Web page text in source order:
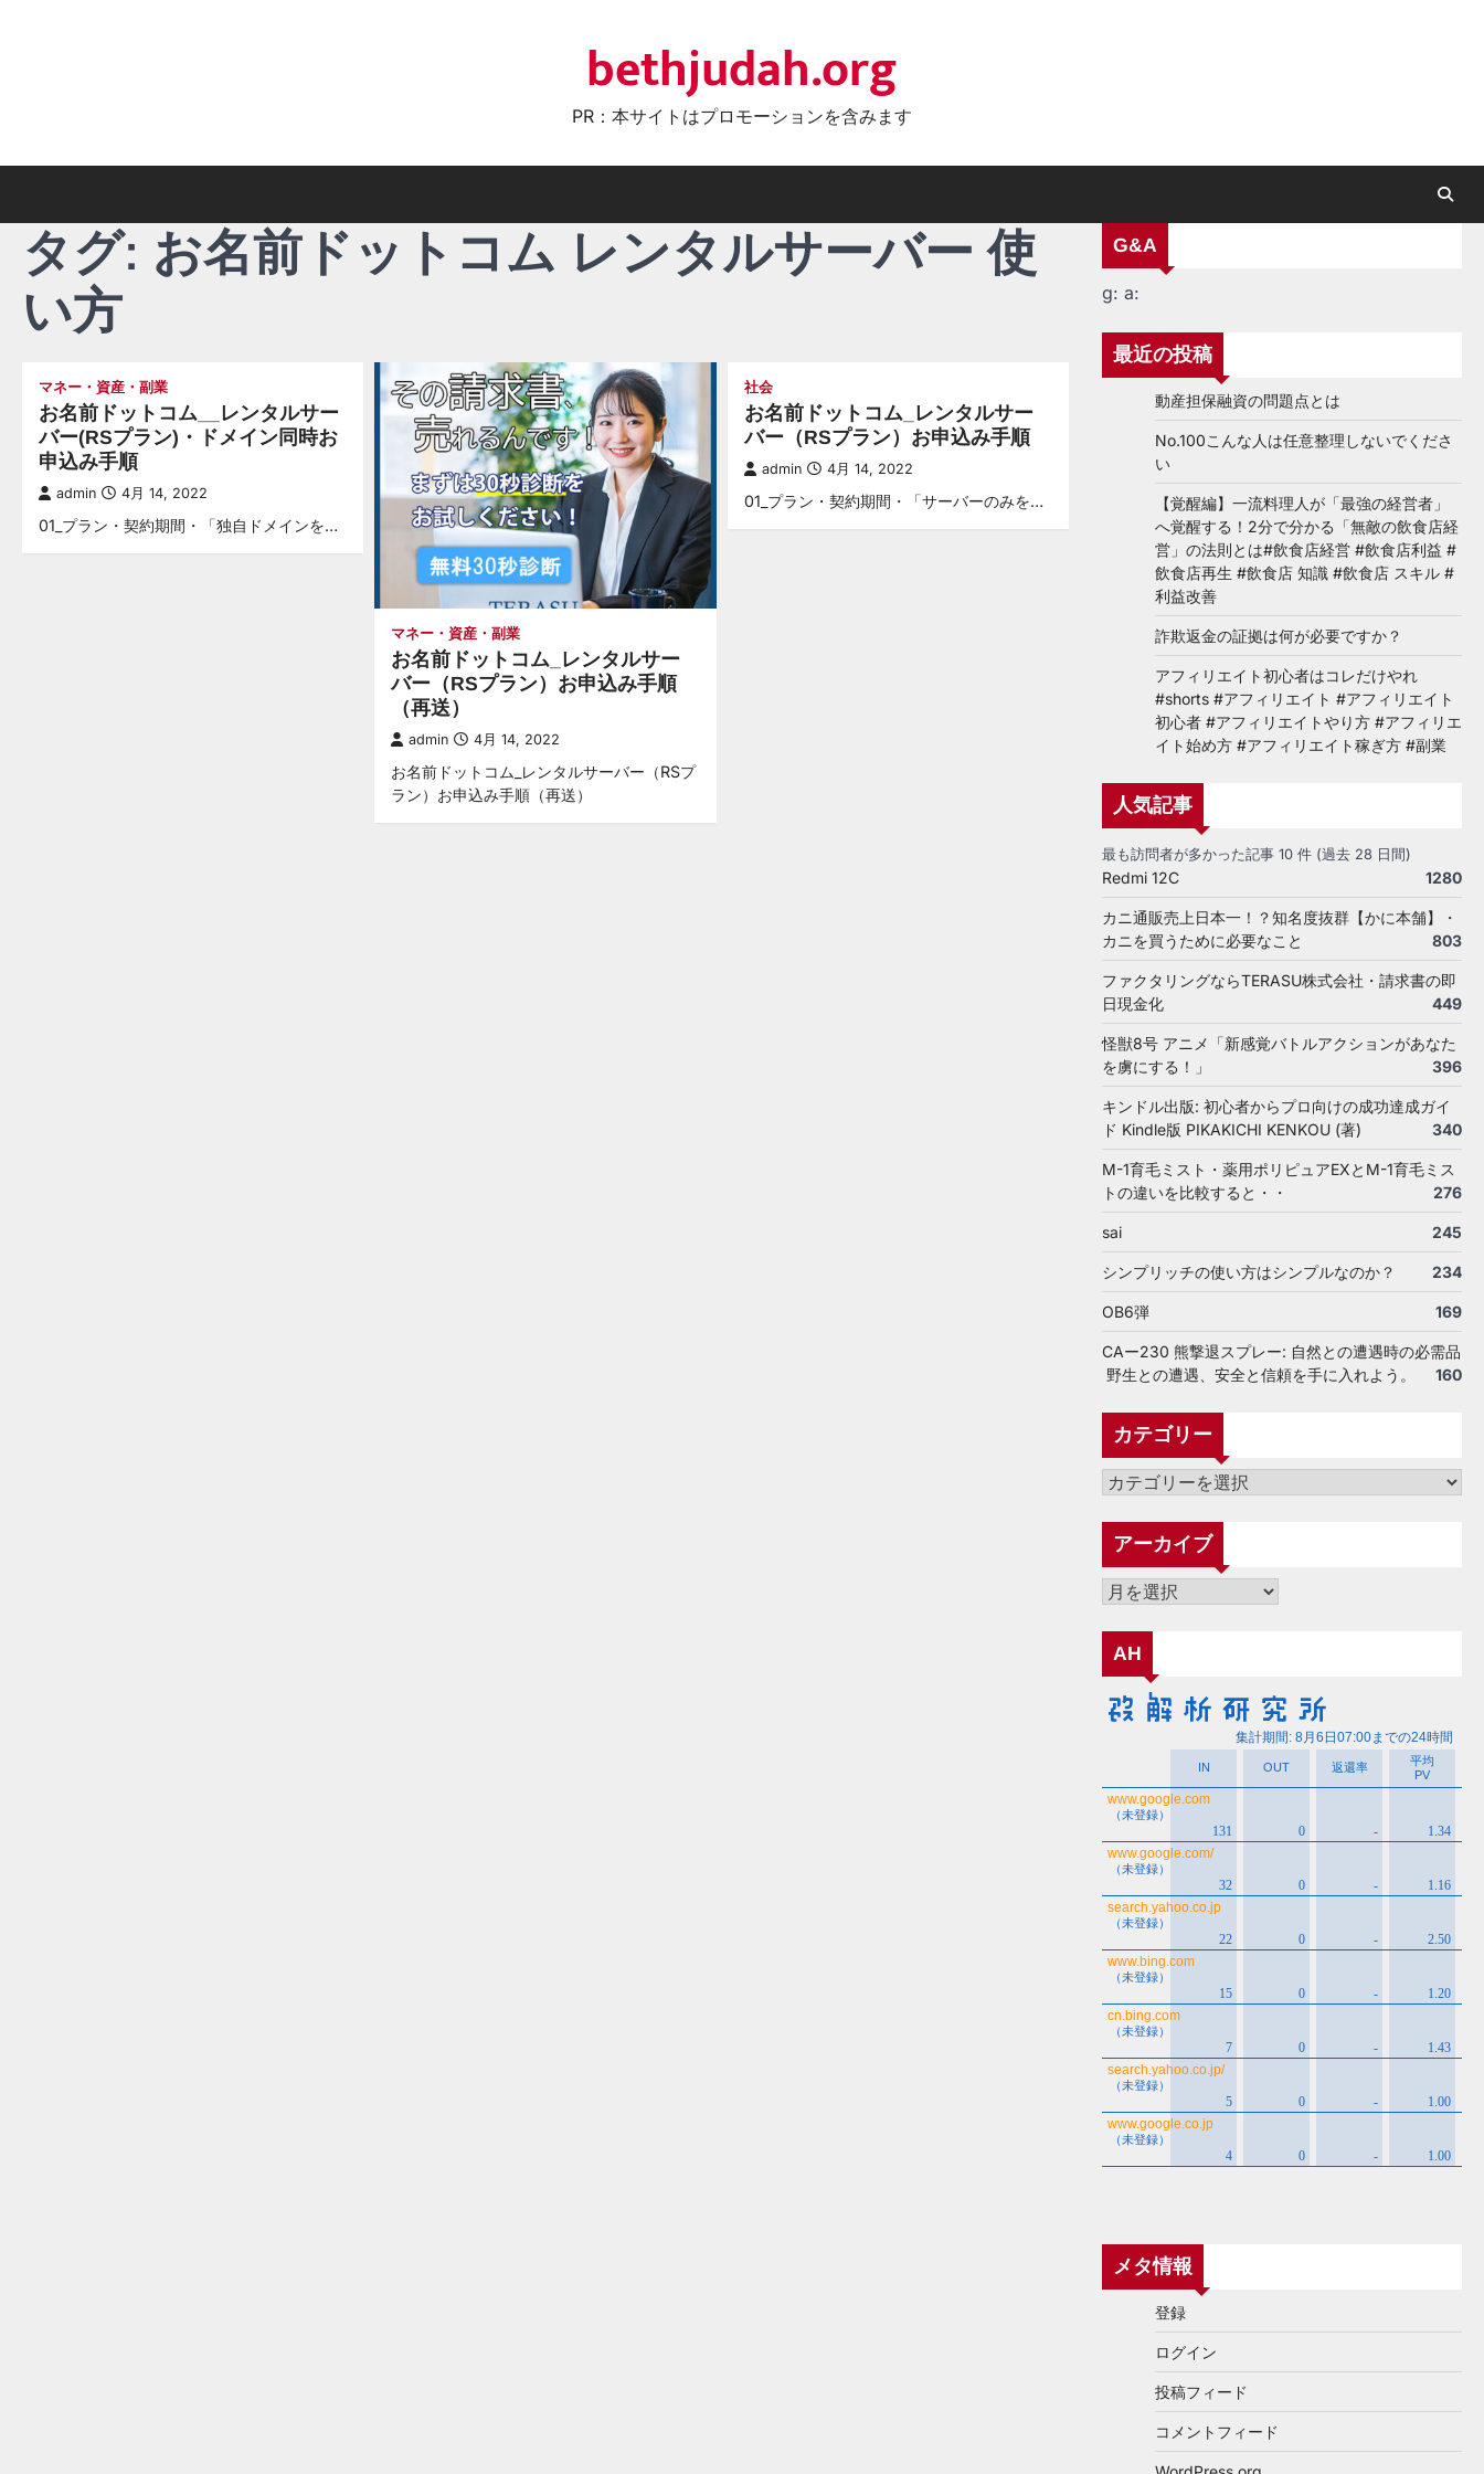
bethjudah.org
PR：本サイトはプロモーションを含みます
タグ: お名前ドットコム レンタルサーバー 使
い方
マネー・資産・副業
お名前ドットコム__レンタルサー
バー(RSプラン)・ドメイン同時お
申込み手順
admin 4月 14, 2022
01_プラン・契約期間・「独自ドメインを…
マネー・資産・副業
お名前ドットコム_レンタルサー
バー（RSプラン）お申込み手順
（再送）
admin 4月 14, 2022
お名前ドットコム_レンタルサーバー（RSプ
ラン）お申込み手順（再送）
社会
お名前ドットコム_レンタルサー
バー（RSプラン）お申込み手順
admin 4月 14, 2022
01_プラン・契約期間・「サーバーのみを…
G&A
g: a:
最近の投稿
動産担保融資の問題点とは
No.100こんな人は任意整理しないでくださ
い
【覚醒編】一流料理人が「最強の経営者」
へ覚醒する！2分で分かる「無敵の飲食店経
営」の法則とは#飲食店経営 #飲食店利益 #
飲食店再生 #飲食店 知識 #飲食店 スキル #
利益改善
詐欺返金の証拠は何が必要ですか？
アフィリエイト初心者はコレだけやれ
#shorts #アフィリエイト #アフィリエイト
初心者 #アフィリエイトやり方 #アフィリエ
イト始め方 #アフィリエイト稼ぎ方 #副業
人気記事
最も訪問者が多かった記事 10 件 (過去 28 日間)
Redmi 12C 1280
カニ通販売上日本一！？知名度抜群【かに本舗】・
カニを買うために必要なこと
803
ファクタリングならTERASU株式会社・請求書の即
日現金化
449
怪獣8号 アニメ「新感覚バトルアクションがあなた
を虜にする！」
396
キンドル出版: 初心者からプロ向けの成功達成ガイ
ド Kindle版 PIKAKICHI KENKOU (著)
340
M-1育毛ミスト・薬用ポリピュアEXとM-1育毛ミス
トの違いを比較すると・・
276
sai 245
シンプリッチの使い方はシンプルなのか？ 234
OB6弾 169
CAー230 熊撃退スプレー: 自然との遭遇時の必需品
野生との遭遇、安全と信頼を手に入れよう。
160
カテゴリー
カ
ゴ
ー
アーカイブ
ア
カ
ブ
AH
メタ情報
登録
ログイン
投稿フィード
コメントフィード